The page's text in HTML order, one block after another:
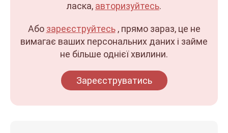
ласка, авторизуйтесь.
Або зареєструйтесь, прямо зараз, це не
вимагає ваших персональних даних і займе
не більше однієї хвилини.
Зареєструватись